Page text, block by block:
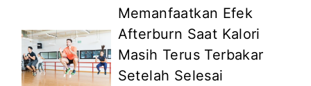
Memanfaatkan Efek
Afterburn Saat Kalori
Masih Terus Terbakar
Setelah Selesai